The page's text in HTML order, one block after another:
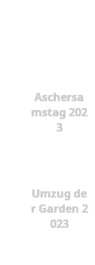
Aschersa
mstag 202
3
Umzug de
r Garden 2
023